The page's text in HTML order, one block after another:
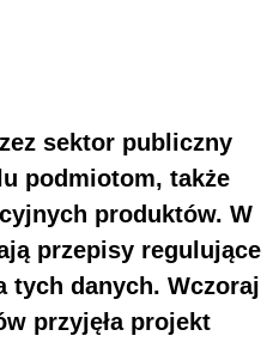
sektor publiczny
podmiotom, także
produktów. W
przepisy regulujące
tych danych. Wczoraj
przyjęła projekt